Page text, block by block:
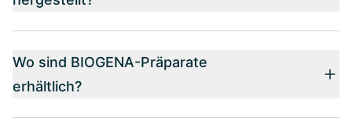
Wo sind BIOGENA-Präparate
erhältlich?